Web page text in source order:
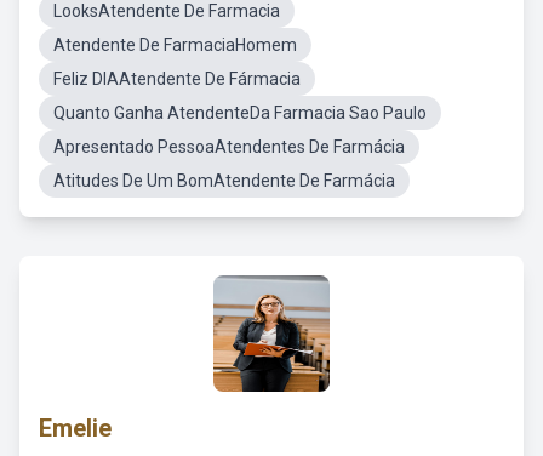
LooksAtendente De Farmacia
Atendente De FarmaciaHomem
Feliz DIAAtendente De Fármacia
Quanto Ganha AtendenteDa Farmacia Sao Paulo
Apresentado PessoaAtendentes De Farmácia
Atitudes De Um BomAtendente De Farmácia
Emelie